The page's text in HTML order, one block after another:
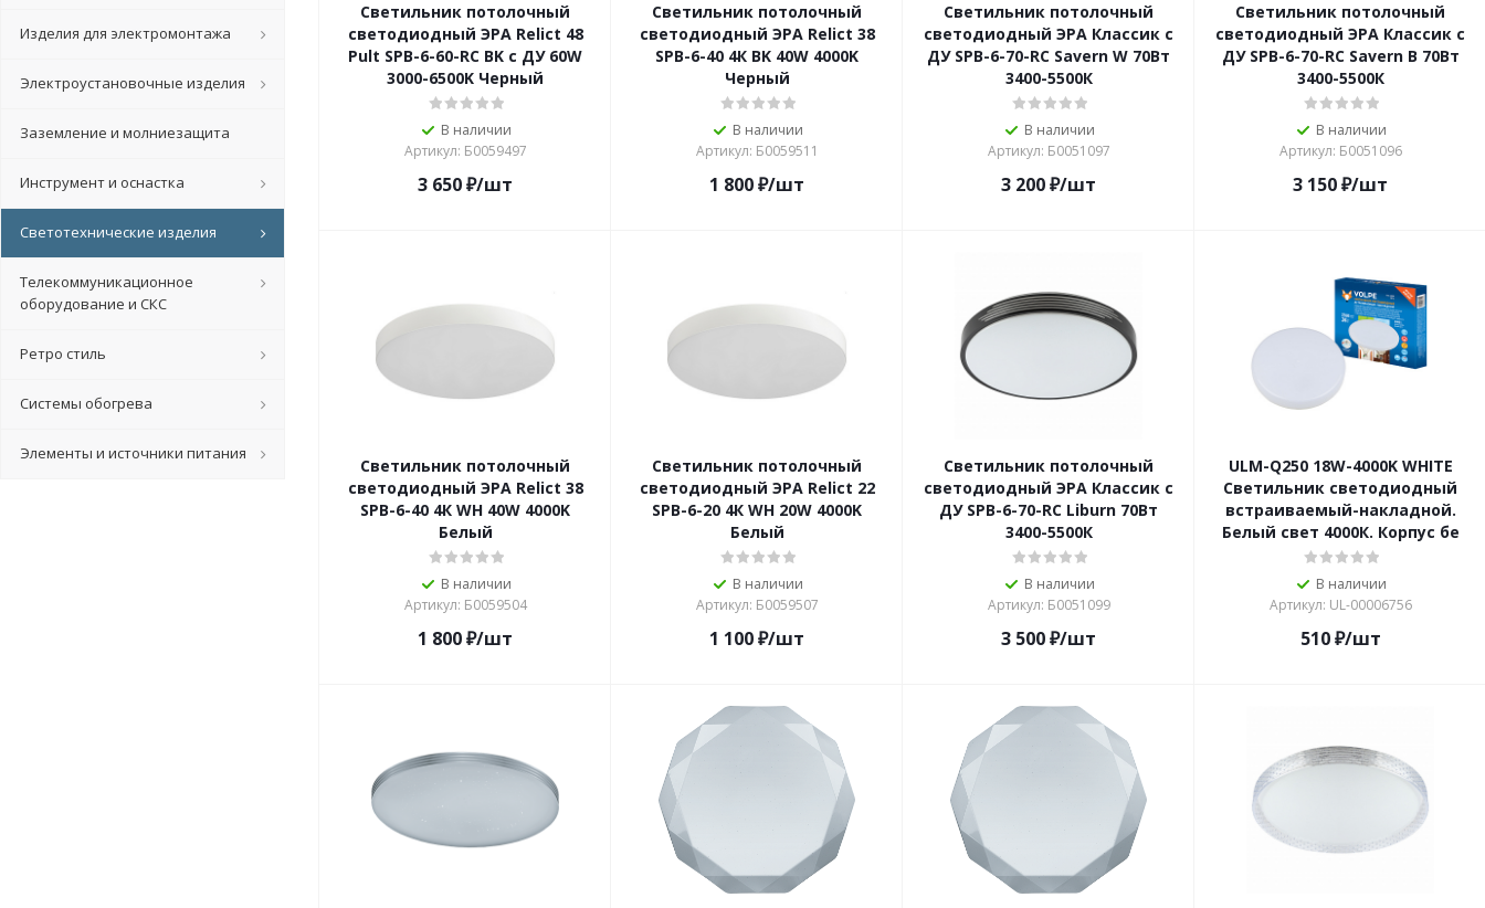
Светильник потолочный
светодиодный ЭРА Relict 48
Pult SPB-6-60-RC BK с ДУ 60W
3000-6500K Черный
В наличии
Артикул: Б0059497
3 650₽/шт
Светильник потолочный
светодиодный ЭРА Relict 38
SPB-6-40 4К BK 40W 4000K
Черный
В наличии
Артикул: Б0059511
1 800₽/шт
Светильник потолочный
светодиодный ЭРА Классик с
ДУ SPB-6-70-RC Savern W 70Вт
3400-5500К
В наличии
Артикул: Б0051097
3 200₽/шт
Светильник потолочный
светодиодный ЭРА Классик с
ДУ SPB-6-70-RC Savern В 70Вт
3400-5500К
В наличии
Артикул: Б0051096
3 150₽/шт
Светильник потолочный
светодиодный ЭРА Relict 38
SPB-6-40 4К WH 40W 4000K
Белый
В наличии
Артикул: Б0059504
1 800₽/шт
Светильник потолочный
светодиодный ЭРА Relict 22
SPB-6-20 4К WH 20W 4000K
Белый
В наличии
Артикул: Б0059507
1 100₽/шт
Светильник потолочный
светодиодный ЭРА Классик с
ДУ SPB-6-70-RC Liburn 70Вт
3400-5500К
В наличии
Артикул: Б0051099
3 500₽/шт
ULM-Q250 18W-4000K WHITE
Светильник светодиодный
встраиваемый-накладной.
Белый свет 4000К. Корпус бе
В наличии
Артикул: UL-00006756
510₽/шт
Изделия для электромонтажа
Электроустановочные изделия
Заземление и молниезащита
Инструмент и оснастка
Светотехнические изделия
Телекоммуникационное
оборудование и СКС
Ретро стиль
Системы обогрева
Элементы и источники питания